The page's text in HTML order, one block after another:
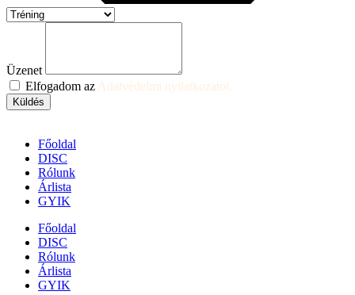
Üzenet
Elfogadom az Adatvédelmi nyilatkozatot.
Küldés
Főoldal
DISC
Rólunk
Árlista
GYIK
Főoldal
DISC
Rólunk
Árlista
GYIK